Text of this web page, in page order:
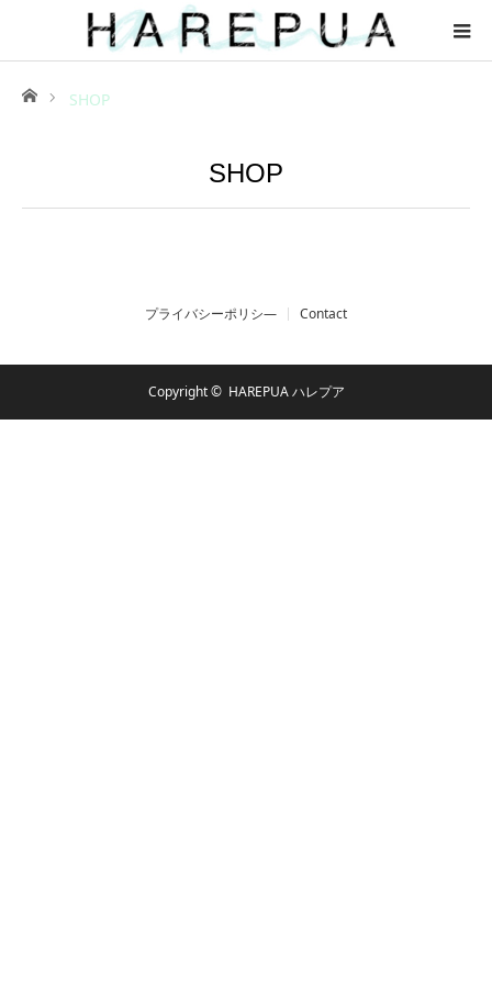
ホームSHOP
SHOP
プライバシーポリシ― Contact
Copyright © HAREPUA ハレプア